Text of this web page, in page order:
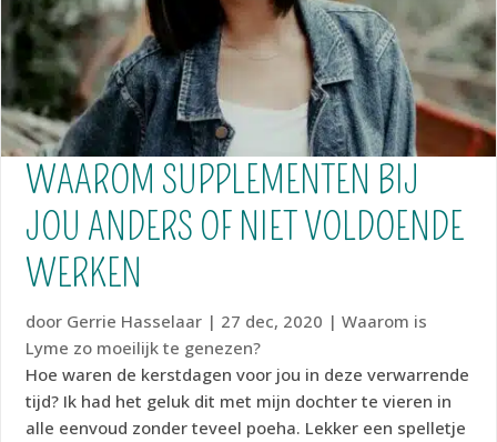
WAAROM SUPPLEMENTEN BIJ
JOU ANDERS OF NIET VOLDOENDE
WERKEN
door Gerrie Hasselaar | 27 dec, 2020 |Waarom is
Lyme zo moeilijk te genezen?
Hoe waren de kerstdagen voor jou in deze verwarrende
tijd? Ik had het geluk dit met mijn dochter te vieren in
alle eenvoud zonder teveel poeha. Lekker een spelletje